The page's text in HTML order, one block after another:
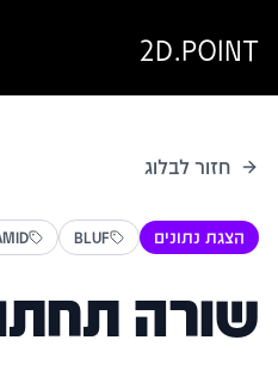
2D.POINT
חזור לבלוג
הצגת נתונים BLUF
שורה